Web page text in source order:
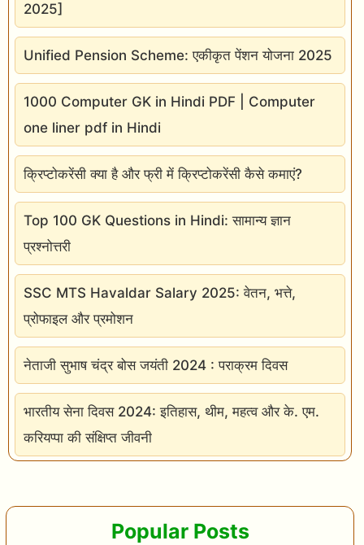
2025]
Unified Pension Scheme: एकीकृत पेंशन योजना 2025
1000 Computer GK in Hindi PDF | Computer
one liner pdf in Hindi
क्रिप्टोकरेंसी क्या है और फ्री में क्रिप्टोकरेंसी कैसे कमाएं?
Top 100 GK Questions in Hindi: सामान्य ज्ञान
प्रश्नोत्तरी
SSC MTS Havaldar Salary 2025: वेतन, भत्ते,
प्रोफाइल और प्रमोशन
नेताजी सुभाष चंद्र बोस जयंती 2024 : पराक्रम दिवस
भारतीय सेना दिवस 2024: इतिहास, थीम, महत्व और के. एम.
करियप्पा की संक्षिप्त जीवनी
Popular Posts